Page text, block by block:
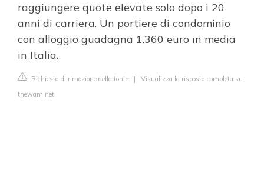
raggiungere quote elevate solo dopo i 20
anni di carriera. Un portiere di condominio
con alloggio guadagna 1.360 euro in media
in Italia.
Richiesta di rimozione della fonte | Visualizza la risposta completa su
thewam.net